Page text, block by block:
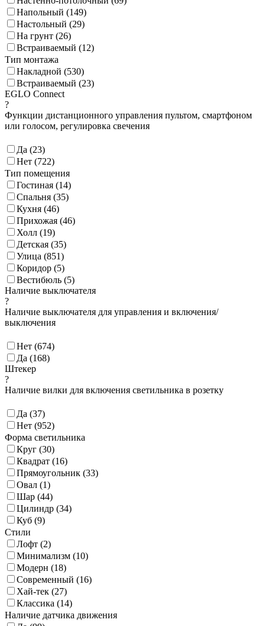
Напольный (149)
Настольный (29)
На грунт (26)
Встраиваемый (12)
Тип монтажа
Накладной (530)
Встраиваемый (23)
EGLO Connect
?
Функции дистанционного управления пультом, смартфоном
или голосом, регулировка свечения
Да (23)
Нет (722)
Тип помещения
Гостиная (14)
Спальня (35)
Кухня (46)
Прихожая (46)
Холл (19)
Детская (35)
Улица (851)
Коридор (5)
Вестибюль (5)
Наличие выключателя
?
Наличие выключателя для управления и включения/
выключения
Нет (674)
Да (168)
Штекер
?
Наличие вилки для включения светильника в розетку
Да (37)
Нет (952)
Форма светильника
Круг (30)
Квадрат (16)
Прямоугольник (33)
Овал (1)
Шар (44)
Цилиндр (34)
Куб (9)
Стили
Лофт (2)
Минимализм (10)
Модерн (18)
Современный (16)
Хай-тек (27)
Классика (14)
Наличие датчика движения